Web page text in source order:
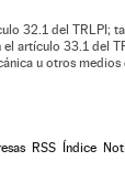
32.1 del TRLPI;
artículo 33.1 del
u otros medios
RSS Índice